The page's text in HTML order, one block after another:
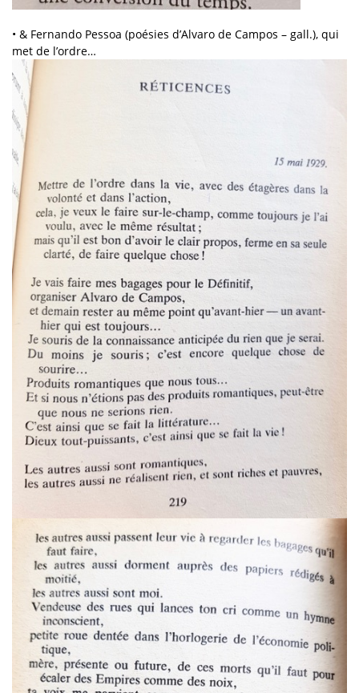
• & Fernando Pessoa (poésies d’Alvaro de Campos – gall.), qui
met de l’ordre…